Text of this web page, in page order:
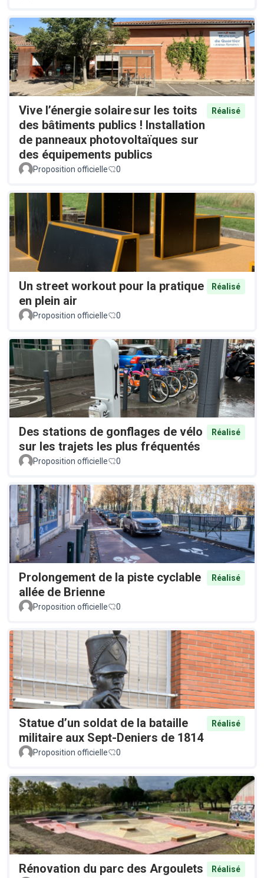
Vive l’énergie solaire sur les toits
des bâtiments publics ! Installation
de panneaux photovoltaïques sur
des équipements publics
Réalisé
Proposition officielle 0
Un street workout pour la pratique
en plein air
Réalisé
Proposition officielle 0
Des stations de gonflages de vélo
sur les trajets les plus fréquentés
Réalisé
Proposition officielle 0
Prolongement de la piste cyclable
allée de Brienne
Réalisé
Proposition officielle 0
Statue d’un soldat de la bataille
militaire aux Sept-Deniers de 1814
Réalisé
Proposition officielle 0
Rénovation du parc des Argoulets
Réalisé